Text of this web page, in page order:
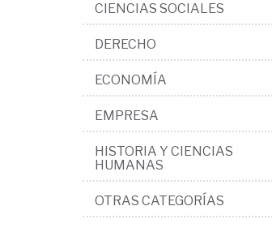
CIENCIAS SOCIALES
DERECHO
ECONOMÍA
EMPRESA
HISTORIA Y CIENCIAS
HUMANAS
OTRAS CATEGORÍAS